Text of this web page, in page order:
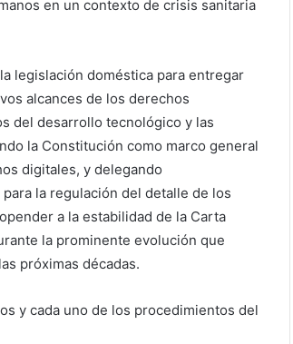
en un contexto de crisis sanitaria
legislación doméstica para entregar
alcances de los derechos
del desarrollo tecnológico y las
la Constitución como marco general
digitales, y delegando
la regulación del detalle de los
a la estabilidad de la Carta
la prominente evolución que
próximas décadas.
y cada uno de los procedimientos del